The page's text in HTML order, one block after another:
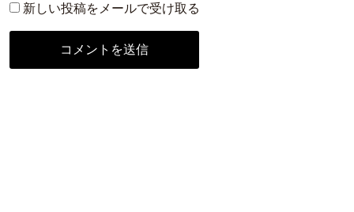
新しい投稿をメールで受け取る